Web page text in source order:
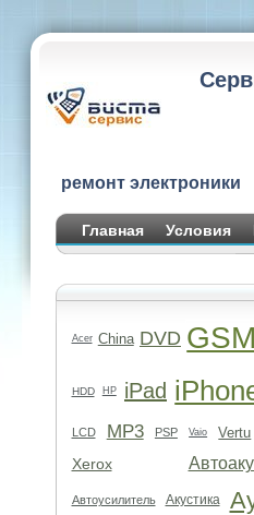
ремонт электроники
Главная Условия
Acer China DVD GSM
HDD HP iPad
LCD MP3 PSP Vaio Vertu
Xerox
Автоусилитель Акустика